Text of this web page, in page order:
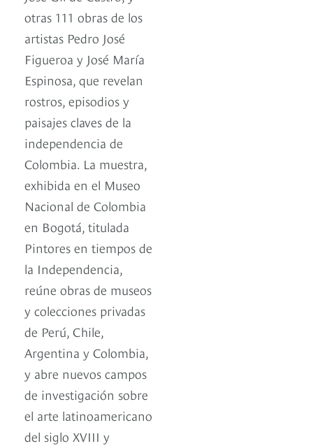
otras 111 obras de los
artistas Pedro José
Figueroa y José María
Espinosa, que revelan
rostros, episodios y
paisajes claves de la
independencia de
Colombia. La muestra,
exhibida en el Museo
Nacional de Colombia
en Bogotá, titulada
Pintores en tiempos de
la Independencia,
reúne obras de museos
y colecciones privadas
de Perú, Chile,
Argentina y Colombia,
y abre nuevos campos
de investigación sobre
el arte latinoamericano
del siglo XVIII y